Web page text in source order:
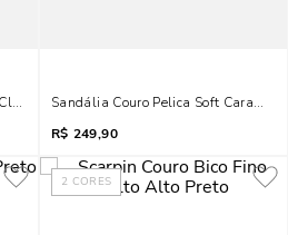
Salto Grosso Tiras Nó
Sandália Couro Pelica Soft
R$ 249,90
2 CORES